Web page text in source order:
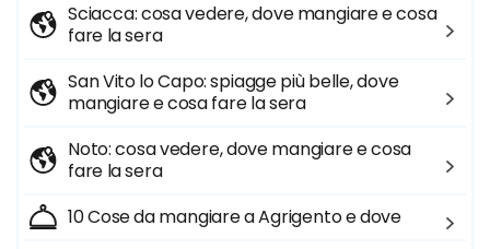
Sciacca: cosa vedere, dove mangiare e cosa
fare la sera
San Vito lo Capo: spiagge più belle, dove
mangiare e cosa fare la sera
Noto: cosa vedere, dove mangiare e cosa
fare la sera
10 Cose da mangiare a Agrigento e dove